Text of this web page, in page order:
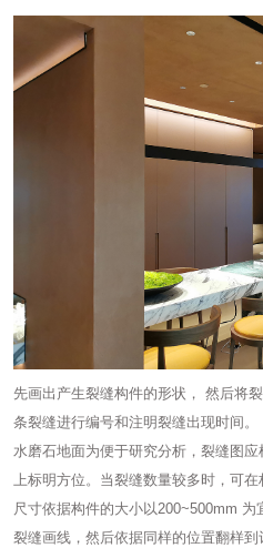
先画出产生裂缝构件的形状， 然后将
条裂缝进行编号和注明裂缝出现时间。
水磨石地面为便于研究分析，裂缝图
上标明方位。当裂缝数量较多时，可
尺寸依据构件的大小以200~500mm
裂缝画线，然后依据同样的位置翻样